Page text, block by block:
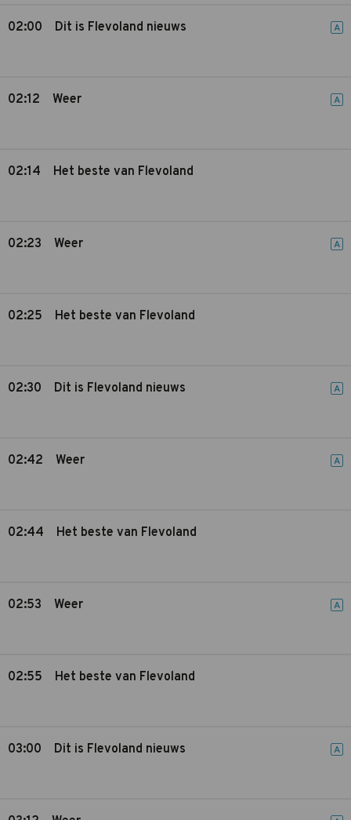
02:00 Dit is Flevoland nieuws A
02:12 Weer A
02:14 Het beste van Flevoland
02:23 Weer A
02:25 Het beste van Flevoland
02:30 Dit is Flevoland nieuws A
02:42 Weer A
02:44 Het beste van Flevoland
02:53 Weer A
02:55 Het beste van Flevoland
03:00 Dit is Flevoland nieuws A